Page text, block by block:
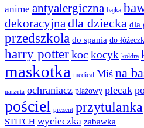
anime antyalergiczna bajka
dekoracyjna dla dziecka dla
przedszkola do spania do
harry potterkoc kocyk kołdra
maskotka medical Miś na
narzuta ochraniacz plażowy plecak
pościel prezent przytulanka
STITCH wycieczka zabawka